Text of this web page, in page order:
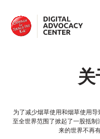
关于我们
咨询问题
使用本站
TRAINING
为了减少烟草使用和烟草使用
至全世界范围了掀起了一股抵
来的世界不再